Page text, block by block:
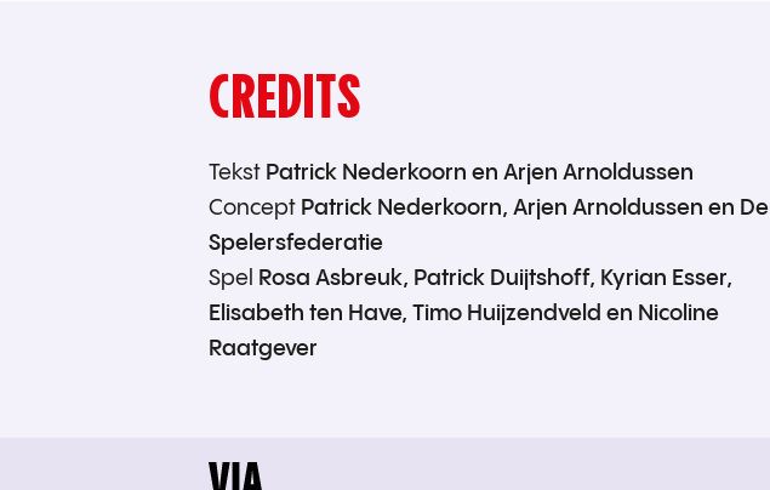
CREDITS
Tekst Patrick Nederkoorn en Arjen Arnoldussen
Concept Patrick Nederkoorn, Arjen Arnoldussen en De
Spelersfederatie
Spel
Rosa Asbreuk, Patrick Duijtshoff, Kyrian Esser,
Elisabeth ten Have, Timo Huijzendveld en Nicoline
Raatgever